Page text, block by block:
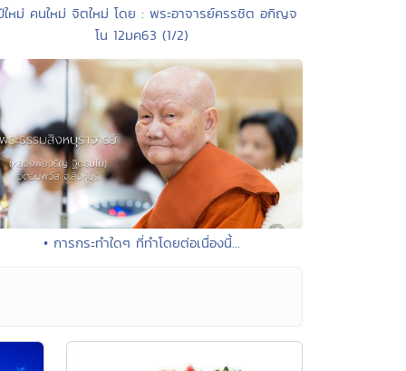
ใหม่ คนใหม่ จิตใหม่ โดย : พระอาจารย์ครรชิต อกิญจ
โน 12มค63 (1/2)
• การกระทำใดๆ ที่ทำโดยต่อเนื่องนี้...